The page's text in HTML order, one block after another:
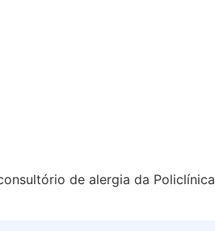
de alergia da Policlínica